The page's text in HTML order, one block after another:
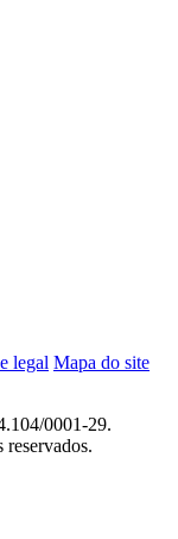
legal Mapa do site
0001-29.